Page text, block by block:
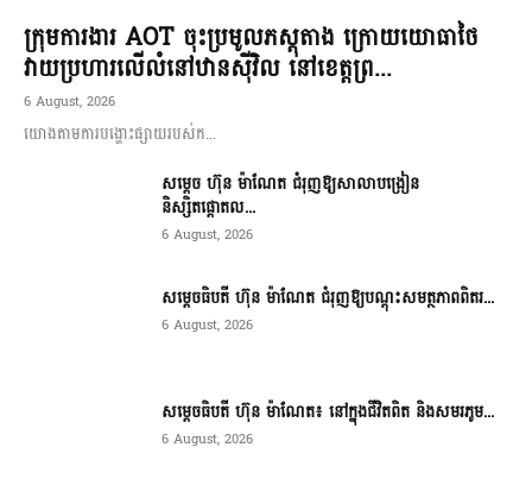
ក្រុមការងារ AOT ចុះប្រមូលភស្តុតាង ក្រោយយោធាថៃ
វាយប្រហារលើលំនៅឋានស៊ីវិល នៅខេត្តព្រ...
6 August, 2026
យោងតាមការបង្ហោះផ្សាយរបស់ក...
សម្តេច ហ៊ុន ម៉ាណែត ជំរុញឱ្យសាលាបង្រៀន
និស្សិតផ្តោតល...
6 August, 2026
សម្តេចធិបតី ហ៊ុន ម៉ាណែត ជំរុញឱ្យបណ្តុះសមត្ថភាពពិតរ...
6 August, 2026
សម្តេចធិបតី ហ៊ុន ម៉ាណែត៖ នៅក្នុងជីវិតពិត និងសមរភូម...
6 August, 2026